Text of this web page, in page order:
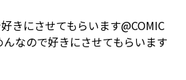
きにさせてもらいます@COMIC
なので好きにさせてもらいます